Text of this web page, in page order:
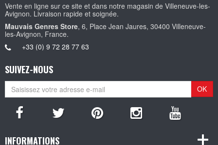
Vente en ligne sur ce site et dans notre magasin de Villeneuve-les-
Avignon. Livraison rapide et soignée.
Mauvais Genres Store, 6, Place Jean Jaures, 30400 Villeneuve-
les-Avignon, France.
+33 (0) 9 72 28 77 63
SUIVEZ-NOUS
OK
INFORMATIONS